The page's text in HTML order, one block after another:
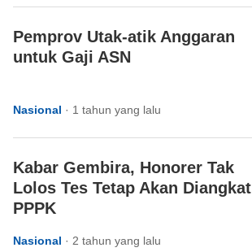
Pemprov Utak-atik Anggaran
untuk Gaji ASN
Nasional · 1 tahun yang lalu
Kabar Gembira, Honorer Tak
Lolos Tes Tetap Akan Diangkat
PPPK
Nasional · 2 tahun yang lalu